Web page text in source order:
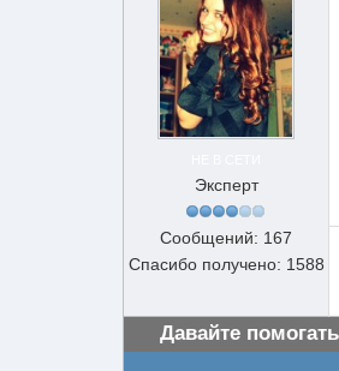
Эксперт
Сообщений: 167
Спасибо получено: 1588
Давайте